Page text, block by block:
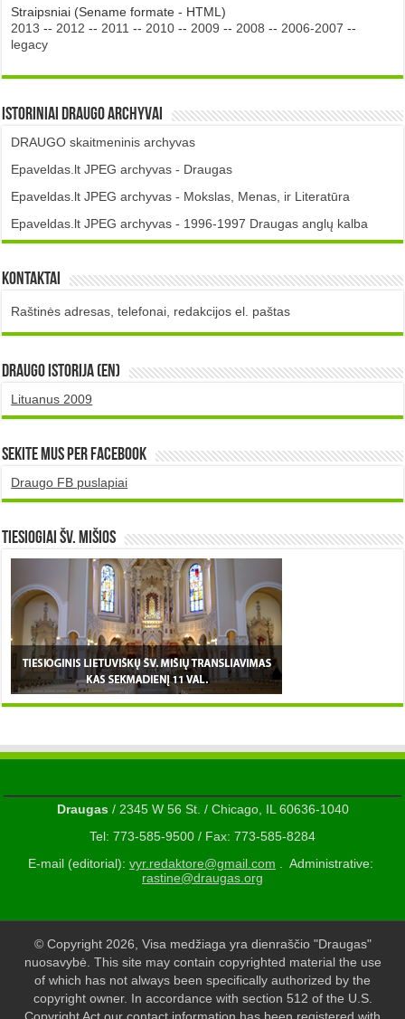
Straipsniai (Sename formate - HTML)
2013 -- 2012 -- 2011 -- 2010 -- 2009 -- 2008 -- 2006-2007 --
legacy
Istoriniai DRAUGO Archyvai
DRAUGO skaitmeninis archyvas
Epaveldas.lt JPEG archyvas - Draugas
Epaveldas.lt JPEG archyvas - Mokslas, Menas, ir Literatūra
Epaveldas.lt JPEG archyvas - 1996-1997 Draugas anglų kalba
Kontaktai
Raštinės adresas, telefonai, redakcijos el. paštas
DRAUGO istorija (EN)
Lituanus 2009
Sekite mus per Facebook
Draugo FB puslapiai
TIESIOGIAI šv. MIŠIOS
Draugas/ 2345 W 56 St. / Chicago, IL 60636-1040
Tel: 773-585-9500 / Fax: 773-585-8284
E-mail (editorial): vyr.redaktore@gmail.com . Administrative:
rastine@draugas.org
© Copyright 2026, Visa medžiaga yra dienraščio "Draugas"
nuosavybė. This site may contain copyrighted material the use
of which has not always been specifically authorized by the
copyright owner. In accordance with section 512 of the U.S.